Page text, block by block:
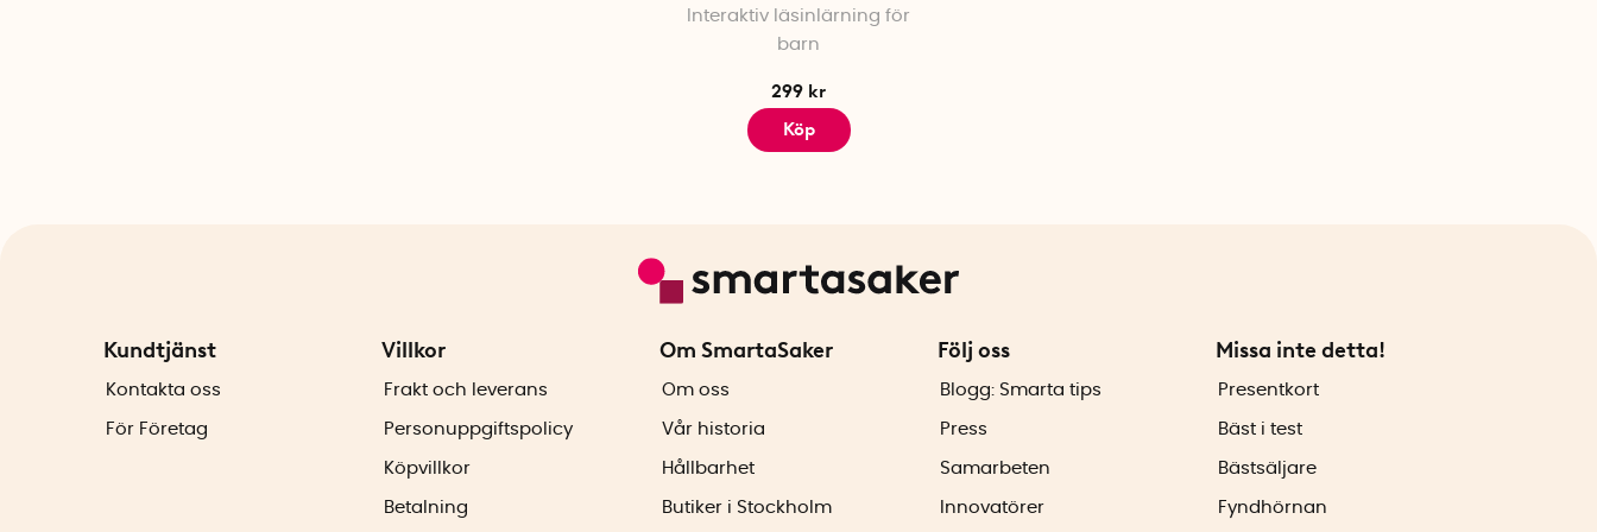
Interaktiv läsinlärning för
barn
299 kr
Köp
Kundtjänst
Kontakta oss
För Företag
Villkor
Frakt och leverans
Personuppgiftspolicy
Köpvillkor
Betalning
Om SmartaSaker
Om oss
Vår historia
Hållbarhet
Butiker i Stockholm
Följ oss
Blogg: Smarta tips
Press
Samarbeten
Innovatörer
Missa inte detta!
Presentkort
Bäst i test
Bästsäljare
Fyndhörnan